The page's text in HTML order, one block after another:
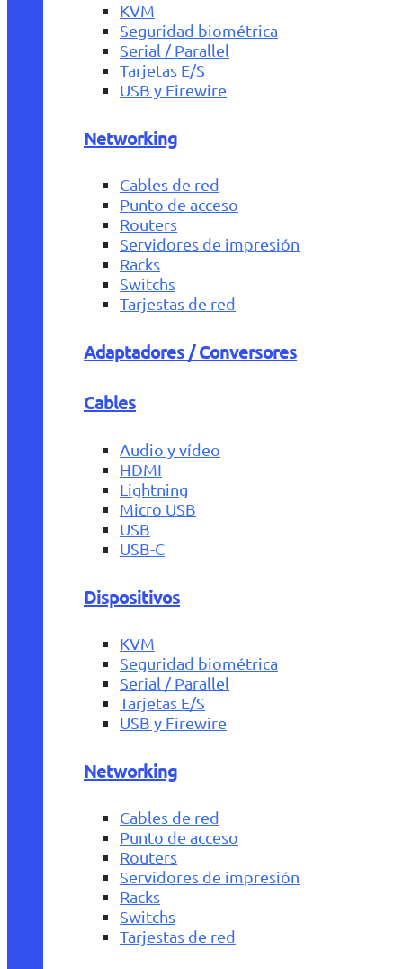
KVM
Seguridad biométrica
Serial / Parallel
Tarjetas E/S
USB y Firewire
Networking
Cables de red
Punto de acceso
Routers
Servidores de impresión
Racks
Switchs
Tarjestas de red
Adaptadores / Conversores
Cables
Audio y vídeo
HDMI
Lightning
Micro USB
USB
USB-C
Dispositivos
KVM
Seguridad biométrica
Serial / Parallel
Tarjetas E/S
USB y Firewire
Networking
Cables de red
Punto de acceso
Routers
Servidores de impresión
Racks
Switchs
Tarjestas de red